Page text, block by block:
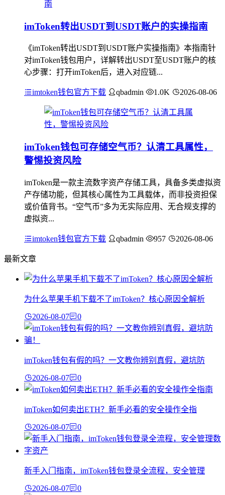
imToken转出USDT到USDT账户的实操指南
《imToken转出USDT到USDT账户实操指南》本指南针
对imToken钱包用户，详解转出USDT至USDT账户的核
心步骤：打开imToken后，进入对应链...
imtoken钱包官方下载 qbadmin 1.0K 2026-08-06
imToken钱包可存储空气币？认清工具属性，
警惕投资风险
imToken是一款主流数字资产存储工具，具备多类虚拟资
产存储功能，但其核心属性为工具载体，而非投资担保
或价值背书。“空气币”多为无实际应用、无合规支撑的
虚拟资...
imtoken钱包官方下载 qbadmin 957 2026-08-06
最新文章
为什么苹果手机下载不了imToken？核心原因全解析
2026-08-07 0
imToken钱包有假的吗？一文教你辨别真假，避坑防
2026-08-07 0
imToken如何卖出ETH？新手必看的安全操作全指
2026-08-07 0
新手入门指南，imToken钱包登录全流程，安全管理
2026-08-07 0